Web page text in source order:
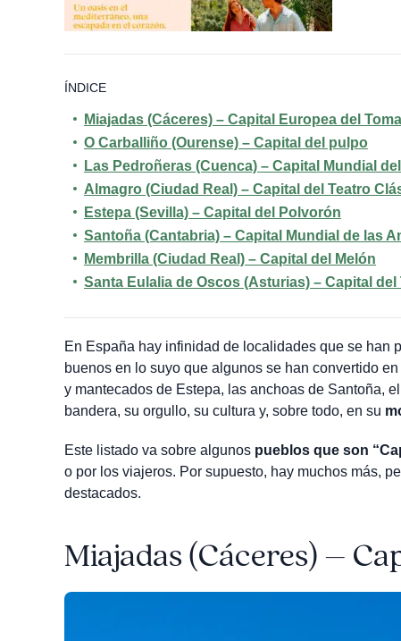
ÍNDICE
Miajadas (Cáceres) – Capital Europea del
O Carballiño (Ourense) – Capital del pulpo
Las Pedroñeras (Cuenca) – Capital Mundial
Almagro (Ciudad Real) – Capital del Teatro
Estepa (Sevilla) – Capital del Polvorón
Santoña (Cantabria) – Capital Mundial de las
Membrilla (Ciudad Real) – Capital del Melón
Santa Eulalia de Oscos (Asturias) – Capital del
En España hay infinidad de localidades que se han
buenos en lo suyo que algunos se han convertido en
y mantecados de Estepa, las anchoas de Santoña,
bandera, su orgullo, su cultura y, sobre todo, en su
Este listado va sobre algunos pueblos que son
o por los viajeros. Por supuesto, hay muchos más,
destacados.
Miajadas (Cáceres) –